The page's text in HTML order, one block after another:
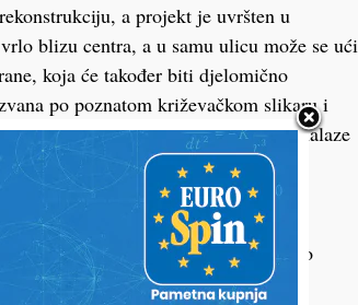
a projekt je uvršten u
blizu centra, a u samu ulicu može se ući
koja će također biti djelomično
po poznatom križevačkom slikaru i
gdje se velikim dijelom trenutno nalaze
Podravskog lista…
doselila daleke 1965. kada nije bilo